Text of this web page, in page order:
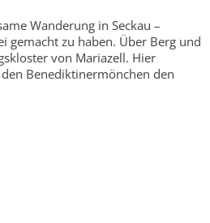
Wanderung in Seckau –
gemacht zu haben. Über Berg und
von Mariazell. Hier
Benediktinermönchen den